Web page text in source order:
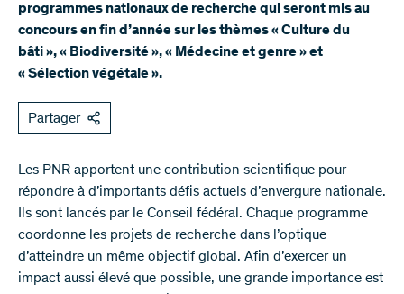
programmes nationaux de recherche qui seront mis au
concours en fin d’année sur les thèmes « Culture du
bâti », « Biodiversité », « Médecine et genre » et
« Sélection végétale ».
Partager
Les PNR apportent une contribution scientifique pour
répondre à d’importants défis actuels d’envergure nationale.
Ils sont lancés par le Conseil fédéral. Chaque programme
coordonne les projets de recherche dans l’optique
d’atteindre un même objectif global. Afin d’exercer un
impact aussi élevé que possible, une grande importance est